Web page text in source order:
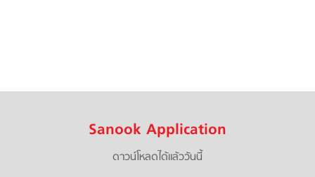
Sanook Application
ดาวน์โหลดได้แล้ววันนี้